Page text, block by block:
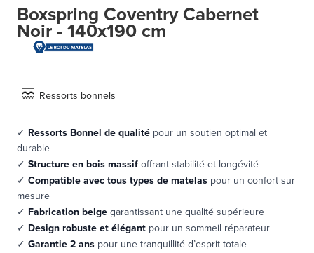
Boxspring Coventry Cabernet
Noir - 140x190 cm
Ressorts bonnels
✓ Ressorts Bonnel de qualité pour un soutien optimal et
durable
✓ Structure en bois massif offrant stabilité et longévité
✓ Compatible avec tous types de matelas pour un confort sur
mesure
✓ Fabrication belge garantissant une qualité supérieure
✓ Design robuste et élégant pour un sommeil réparateur
✓ Garantie 2 ans pour une tranquillité d’esprit totale